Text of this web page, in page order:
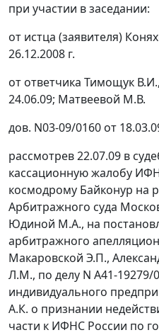
при участии в заседании:
от истца (заявителя)
26.12.2008 г.
от ответчика Тимощук
24.06.09; Матвеевой М.В.
дов. N03-09/0160 от
рассмотрев 22.07.09 в
кассационную жалобу
космодрому Байконур на
Арбитражного суда
Юдиной М.А., на
арбитражного
Макаровской Э.П.,
Л.М., по делу N А41-19279/
индивидуального
А.К. о признании
части к ИФНС России по